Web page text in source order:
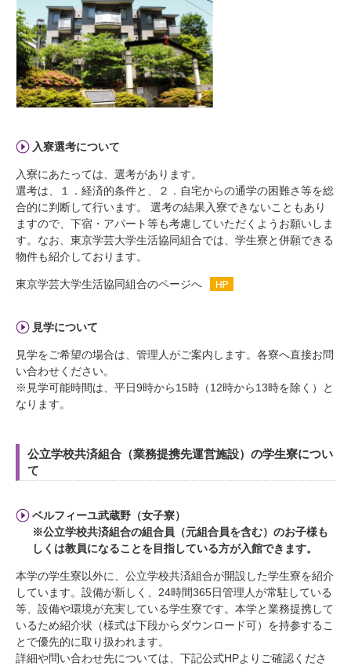
入寮選考について
入寮にあたっては、選考があります。
選考は、１．経済的条件と、２．自宅からの通学の困難さ等を総
合的に判断して行います。 選考の結果入寮できないこともあり
ますので、下宿・アパート等も考慮していただくようお願いしま
す。なお、東京学芸大学生活協同組合では、学生寮と併願できる
物件も紹介しております。
東京学芸大学生活協同組合のページへ
見学について
見学をご希望の場合は、管理人がご案内します。各寮へ直接お問
い合わせください。
※見学可能時間は、平日9時から15時（12時から13時を除く）と
なります。
公立学校共済組合（業務提携先運営施設）の学生寮につい
て
ベルフィーユ武蔵野（女子寮）
※公立学校共済組合の組合員（元組合員を含む）のお子様も
しくは教員になることを目指している方が入館できます。
本学の学生寮以外に、公立学校共済組合が開設した学生寮を紹介
しています。設備が新しく、24時間365日管理人が常駐している
等、設備や環境が充実している学生寮です。本学と業務提携して
いるため紹介状（様式は下段からダウンロード可）を持参するこ
とで優先的に取り扱われます。
詳細や問い合わせ先については、下記公式HPよりご確認くださ